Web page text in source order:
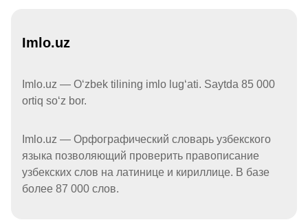
Imlo.uz
Imlo.uz — Oʻzbek tilining imlo lugʻati. Saytda 85 000
ortiq soʻz bor.
Imlo.uz — Орфографический словарь узбекского
языка позволяющий проверить правописание
узбекских слов на латинице и кириллице. В базе
более 87 000 слов.